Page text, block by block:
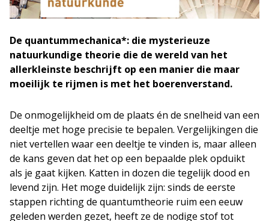
De quantummechanica*: die mysterieuze
natuurkundige theorie die de wereld van het
allerkleinste beschrijft op een manier die maar
moeilijk te rijmen is met het boerenverstand.
De onmogelijkheid om de plaats én de snelheid van een
deeltje met hoge precisie te bepalen. Vergelijkingen die
niet vertellen waar een deeltje te vinden is, maar alleen
de kans geven dat het op een bepaalde plek opduikt
als je gaat kijken. Katten in dozen die tegelijk dood en
levend zijn. Het moge duidelijk zijn: sinds de eerste
stappen richting de quantumtheorie ruim een eeuw
geleden werden gezet, heeft ze de nodige stof tot